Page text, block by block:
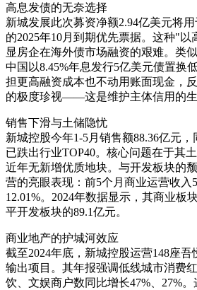
高息发债的无奈选择
新城发展此次募资净额2.94亿美元将
的2025年10月到期优先票据。这种"
显房企在海外债市场融资的艰难。类
中国以8.45%年息发行5亿美元债置换
担更高融资成本也不动用账面现金，
的极度珍视——这是维护主体信用的生
销售下滑与土储隐忧
新城控股今年1-5月销售额88.36亿元，
已跌出行业TOP40。核心问题在于其
近年无新增优质地块。与开发板块的
营的亮眼表现：前5个月商业运营收入
12.01%。2024年数据显示，其商业板
平开发板块的89.1亿元。
商业地产的护城河效应
截至2024年底，新城控股运营148座吾
输出项目。其年报强调低线城市消费
饮、文娱商户数同比增长47%、27%